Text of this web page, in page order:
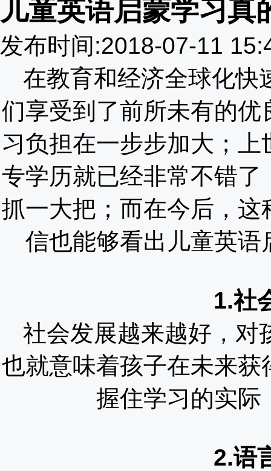
儿童英语启蒙学习真
发布时间:2018-07-11
在教育和经济全球化快
们享受到了前所未有的
习负担在一步步加大；
专学历就已经非常不错
抓一大把；而在今后，
信也能够看出儿童英
1.社
社会发展越来越好，对
也就意味着孩子在未来
握住学习的实际
2.语